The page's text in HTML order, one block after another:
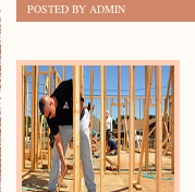
POSTED BY ADMIN